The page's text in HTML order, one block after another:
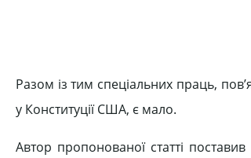
Разом із тим спеціальних праць,
у Конституції США, є мало.
Автор пропонованої статті